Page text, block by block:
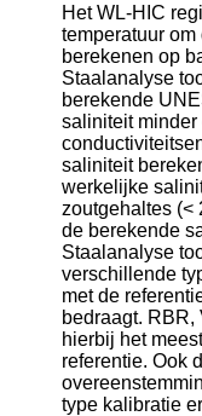
Het WL-HIC
temperatuur
berekenen op
Staalanalyse
berekende
saliniteit
saliniteit
werkelijke
zoutgehaltes
de berekende
Staalanalyse
verschillende
met de
bedraagt.
hierbij het
referentie. Ook
type kalibratie